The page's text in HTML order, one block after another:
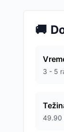
🚚
3 - 5
49.90